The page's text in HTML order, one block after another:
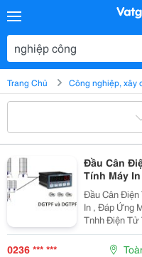
Trang Chủ Công nghiệp, xây
Đầu Cân
Tính Máy In
Đầu Cân Điện
In , Đáp Ứng
Tnhh Điện Tử Tự Động
Phường Hòa
808 | 02363
0236 *** ***